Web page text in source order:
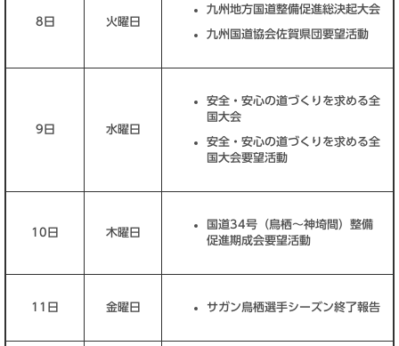
8日 火曜日
九州地方国道整備促進総決起大会
九州国道協会佐賀県団要望活動
9日 水曜日
安全・安心の道づくりを求める全
国大会
安全・安心の道づくりを求める全
国大会要望活動
10日 木曜日
国道34号（鳥栖～神埼間）整備
促進期成会要望活動
11日 金曜日 サガン鳥栖選手シーズン終了報告